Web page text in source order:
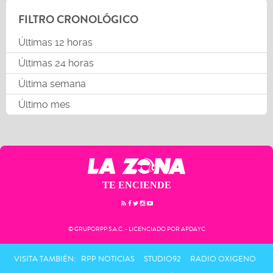
FILTRO CRONOLÓGICO
Últimas 12 horas
Últimas 24 horas
Última semana
Último mes
TE ENCIENDE
© GRUPORPP S.A.C. - LICENCIADO POR APDAYC
VISITA TAMBIÉN: RPP NOTICIAS STUDIO92
RADIO OXIGENO